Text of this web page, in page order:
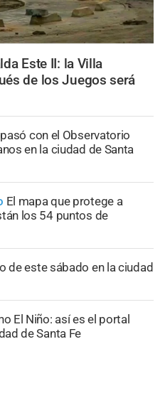
Este II: la Villa
de los Juegos será
pasó con el Observatorio
en la ciudad de Santa
El mapa que protege a
los 54 puntos de
de este sábado en la ciudad
El Niño: así es el portal
de Santa Fe